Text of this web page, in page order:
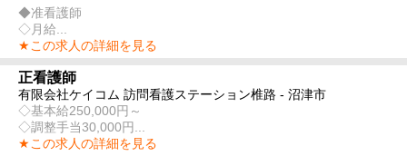
◆准看護師
◇月給...
★この求人の詳細を見る
正看護師
有限会社ケイコム 訪問看護ステーション椎路 - 沼津市
◇基本給250,000円～
◇調整手当30,000円...
★この求人の詳細を見る